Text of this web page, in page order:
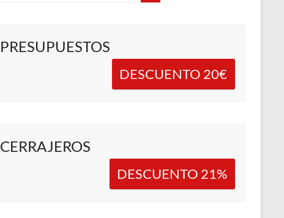
PRESUPUESTOS
DESCUENTO 20€
CERRAJEROS
DESCUENTO 21%